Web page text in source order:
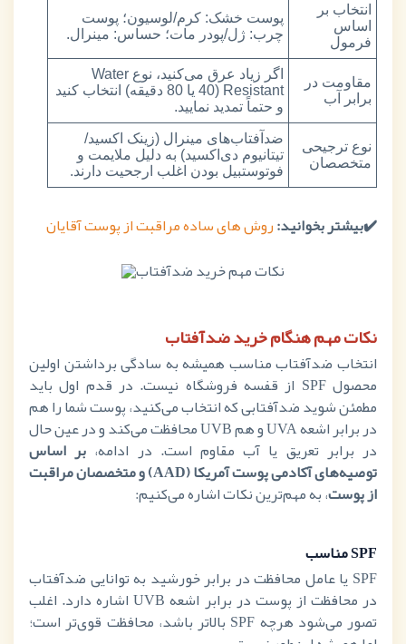
انتخاب بر
اساس
فرمول
پوست خشک: کرم/لوسیون؛ پوست
چرب: ژل/پودر مات؛ حساس: مینرال.
مقاومت در
برابر آب
اگر زیاد عرق می‌کنید، نوع Water
Resistant (40 یا 80 دقیقه) انتخاب کنید
و حتماً تمدید نمایید.
نوع ترجیحی
متخصصان
ضدآفتاب‌های مینرال (زینک اکسید/
تیتانیوم دی‌اکسید) به دلیل ملایمت و
فوتوستبیل بودن اغلب ارجحیت دارند.
✔️بیشتر بخوانید:روش های ساده مراقبت از پوست آقایان
نکات مهم هنگام خرید ضدآفتاب
انتخاب ضدآفتاب مناسب همیشه به سادگی برداشتن اولین
محصولSPF از قفسه فروشگاه نیست. در قدم اول باید
مطمئن شوید ضدآفتابی که انتخاب می‌کنید، پوست شما را هم
در برابر اشعهUVAو همUVBمحافظت می‌کند و در عین حال
در برابر تعریق یا آب مقاوم است. در ادامه، بر اساس
توصیه‌های آکادمی پوست آمریکا (AAD) و متخصصان مراقبت
از پوست، به مهم‌ترین نکات اشاره می‌کنیم:
SPFمناسب
SPFیا عامل محافظت در برابر خورشید به توانایی ضدآفتاب
در محافظت از پوست در برابر اشعهUVBاشاره دارد. اغلب
تصور می‌شود هرچهSPF بالاتر باشد، محافظت قوی‌تر است؛